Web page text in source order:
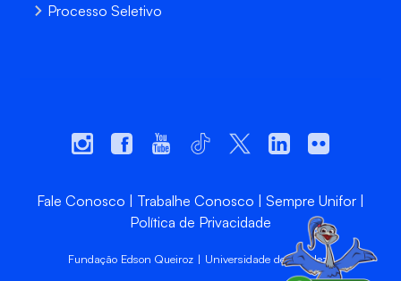
Processo Seletivo
Fale Conosco Trabalhe Conosco
Sempre Unifor
Política de Privacidade
Fundação Edson Queiroz | Universidade de Fortaleza